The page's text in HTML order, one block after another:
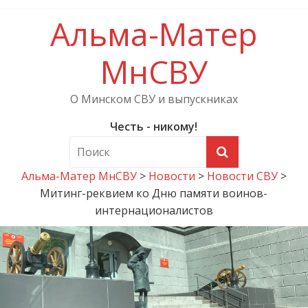
Альма-Матер
МнСВУ
О Минском СВУ и выпускниках
Честь - никому!
Альма-Матер МнСВУ> Новости > Новости СВУ>
Митинг-реквием ко Дню памяти воинов-
интернационалистов